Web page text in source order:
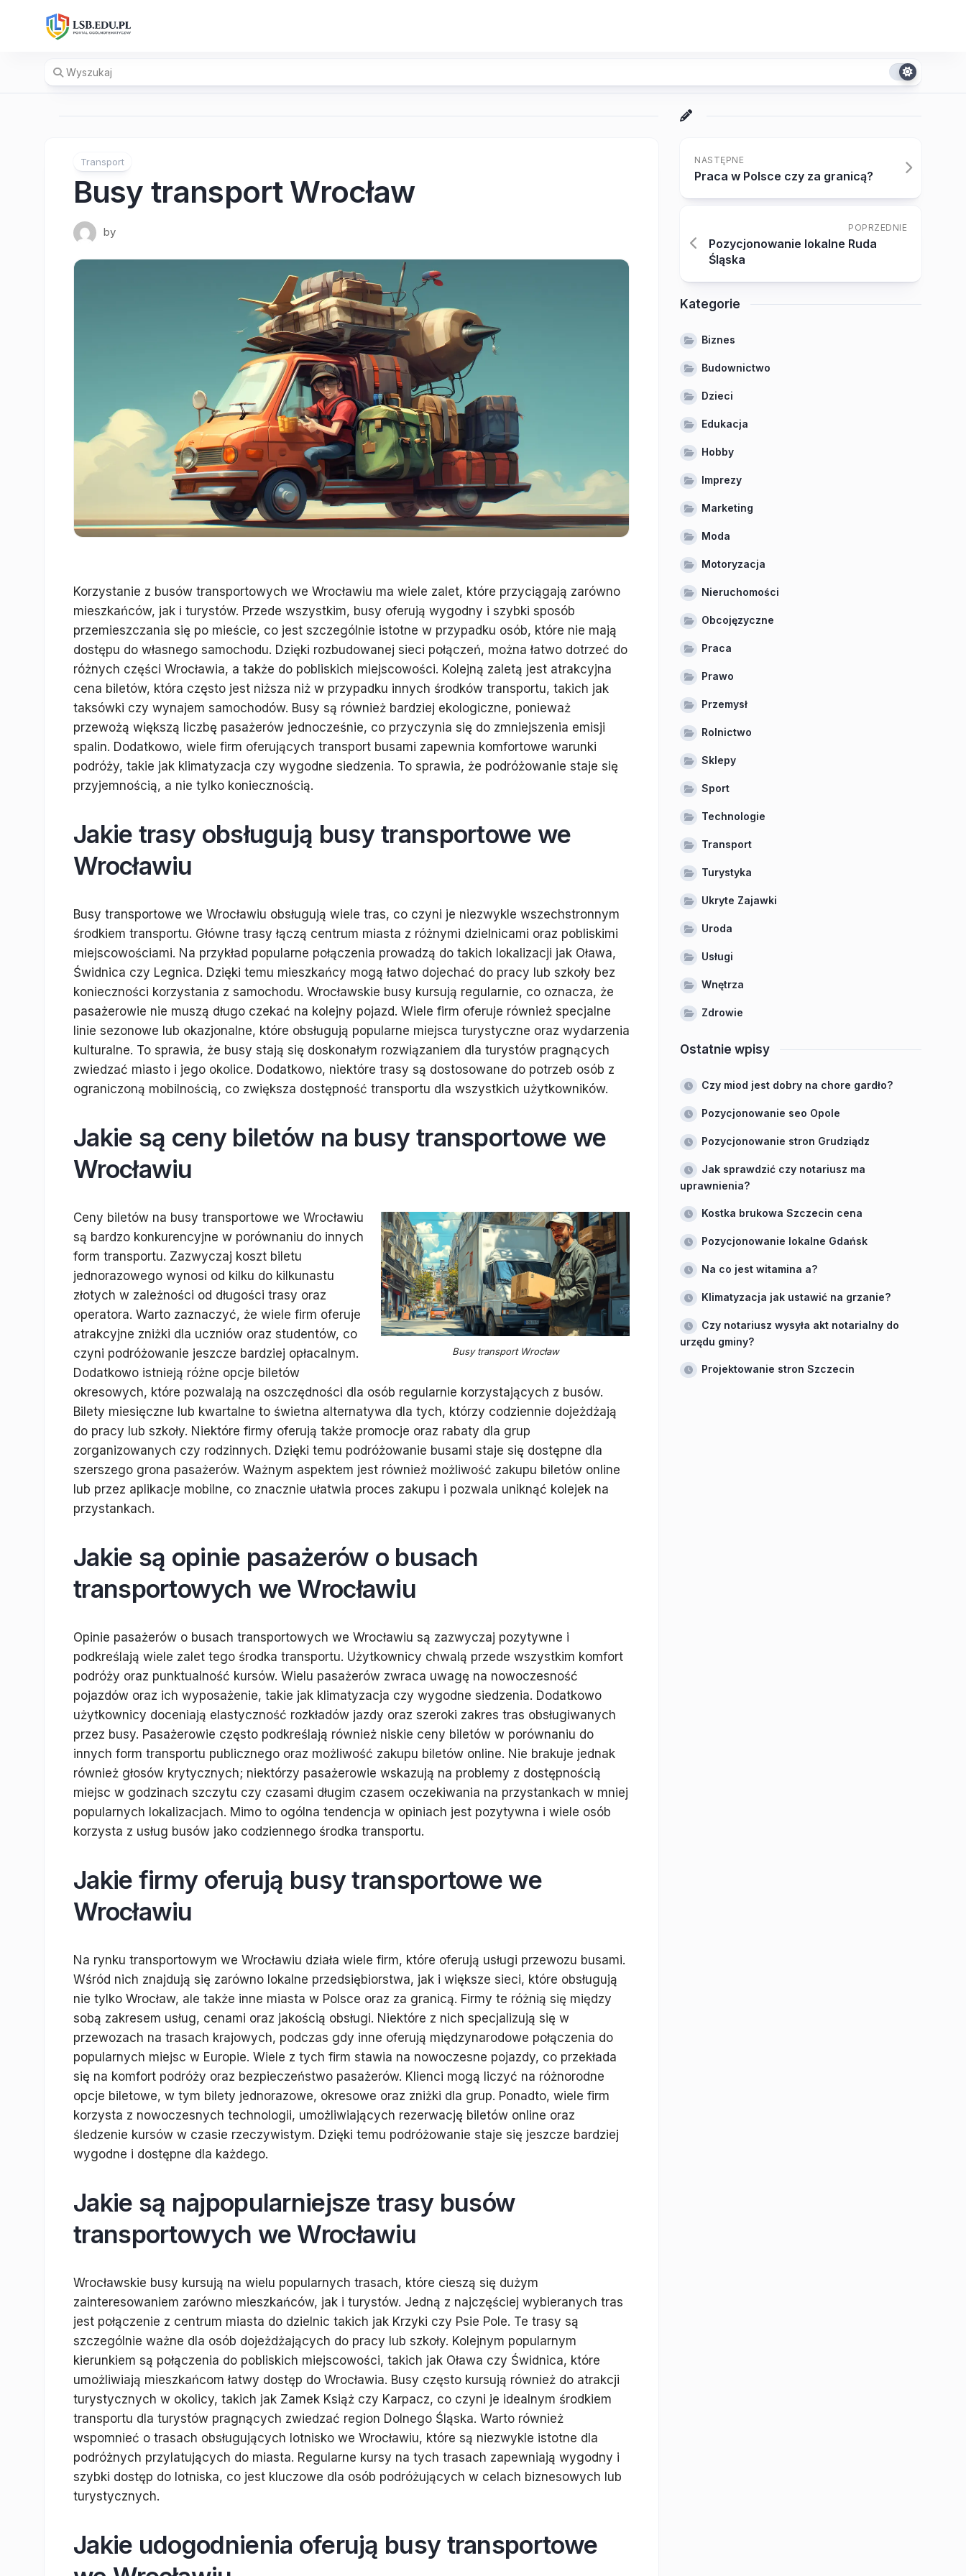
Transport
Busy transport Wrocław
by
Korzystanie z busów transportowych we Wrocławiu ma wiele zalet, które przyciągają zarówno
mieszkańców, jak i turystów. Przede wszystkim, busy oferują wygodny i szybki sposób
przemieszczania się po mieście, co jest szczególnie istotne w przypadku osób, które nie mają
dostępu do własnego samochodu. Dzięki rozbudowanej sieci połączeń, można łatwo dotrzeć do
różnych części Wrocławia, a także do pobliskich miejscowości. Kolejną zaletą jest atrakcyjna
cena biletów, która często jest niższa niż w przypadku innych środków transportu, takich jak
taksówki czy wynajem samochodów. Busy są również bardziej ekologiczne, ponieważ
przewożą większą liczbę pasażerów jednocześnie, co przyczynia się do zmniejszenia emisji
spalin. Dodatkowo, wiele firm oferujących transport busami zapewnia komfortowe warunki
podróży, takie jak klimatyzacja czy wygodne siedzenia. To sprawia, że podróżowanie staje się
przyjemnością, a nie tylko koniecznością.
Jakie trasy obsługują busy transportowe we
Wrocławiu
Busy transportowe we Wrocławiu obsługują wiele tras, co czyni je niezwykle wszechstronnym
środkiem transportu. Główne trasy łączą centrum miasta z różnymi dzielnicami oraz pobliskimi
miejscowościami. Na przykład popularne połączenia prowadzą do takich lokalizacji jak Oława,
Świdnica czy Legnica. Dzięki temu mieszkańcy mogą łatwo dojechać do pracy lub szkoły bez
konieczności korzystania z samochodu. Wrocławskie busy kursują regularnie, co oznacza, że
pasażerowie nie muszą długo czekać na kolejny pojazd. Wiele firm oferuje również specjalne
linie sezonowe lub okazjonalne, które obsługują popularne miejsca turystyczne oraz wydarzenia
kulturalne. To sprawia, że busy stają się doskonałym rozwiązaniem dla turystów pragnących
zwiedzać miasto i jego okolice. Dodatkowo, niektóre trasy są dostosowane do potrzeb osób z
ograniczoną mobilnością, co zwiększa dostępność transportu dla wszystkich użytkowników.
Jakie są ceny biletów na busy transportowe we
Wrocławiu
Busy transport Wrocław
Ceny biletów na busy transportowe we Wrocławiu
są bardzo konkurencyjne w porównaniu do innych
form transportu. Zazwyczaj koszt biletu
jednorazowego wynosi od kilku do kilkunastu
złotych w zależności od długości trasy oraz
operatora. Warto zaznaczyć, że wiele firm oferuje
atrakcyjne zniżki dla uczniów oraz studentów, co
czyni podróżowanie jeszcze bardziej opłacalnym.
Dodatkowo istnieją różne opcje biletów
okresowych, które pozwalają na oszczędności dla osób regularnie korzystających z busów.
Bilety miesięczne lub kwartalne to świetna alternatywa dla tych, którzy codziennie dojeżdżają
do pracy lub szkoły. Niektóre firmy oferują także promocje oraz rabaty dla grup
zorganizowanych czy rodzinnych. Dzięki temu podróżowanie busami staje się dostępne dla
szerszego grona pasażerów. Ważnym aspektem jest również możliwość zakupu biletów online
lub przez aplikacje mobilne, co znacznie ułatwia proces zakupu i pozwala uniknąć kolejek na
przystankach.
Jakie są opinie pasażerów o busach
transportowych we Wrocławiu
Opinie pasażerów o busach transportowych we Wrocławiu są zazwyczaj pozytywne i
podkreślają wiele zalet tego środka transportu. Użytkownicy chwalą przede wszystkim komfort
podróży oraz punktualność kursów. Wielu pasażerów zwraca uwagę na nowoczesność
pojazdów oraz ich wyposażenie, takie jak klimatyzacja czy wygodne siedzenia. Dodatkowo
użytkownicy doceniają elastyczność rozkładów jazdy oraz szeroki zakres tras obsługiwanych
przez busy. Pasażerowie często podkreślają również niskie ceny biletów w porównaniu do
innych form transportu publicznego oraz możliwość zakupu biletów online. Nie brakuje jednak
również głosów krytycznych; niektórzy pasażerowie wskazują na problemy z dostępnością
miejsc w godzinach szczytu czy czasami długim czasem oczekiwania na przystankach w mniej
popularnych lokalizacjach. Mimo to ogólna tendencja w opiniach jest pozytywna i wiele osób
korzysta z usług busów jako codziennego środka transportu.
Jakie firmy oferują busy transportowe we
Wrocławiu
Na rynku transportowym we Wrocławiu działa wiele firm, które oferują usługi przewozu busami.
Wśród nich znajdują się zarówno lokalne przedsiębiorstwa, jak i większe sieci, które obsługują
nie tylko Wrocław, ale także inne miasta w Polsce oraz za granicą. Firmy te różnią się między
sobą zakresem usług, cenami oraz jakością obsługi. Niektóre z nich specjalizują się w
przewozach na trasach krajowych, podczas gdy inne oferują międzynarodowe połączenia do
popularnych miejsc w Europie. Wiele z tych firm stawia na nowoczesne pojazdy, co przekłada
się na komfort podróży oraz bezpieczeństwo pasażerów. Klienci mogą liczyć na różnorodne
opcje biletowe, w tym bilety jednorazowe, okresowe oraz zniżki dla grup. Ponadto, wiele firm
korzysta z nowoczesnych technologii, umożliwiających rezerwację biletów online oraz
śledzenie kursów w czasie rzeczywistym. Dzięki temu podróżowanie staje się jeszcze bardziej
wygodne i dostępne dla każdego.
Jakie są najpopularniejsze trasy busów
transportowych we Wrocławiu
Wrocławskie busy kursują na wielu popularnych trasach, które cieszą się dużym
zainteresowaniem zarówno mieszkańców, jak i turystów. Jedną z najczęściej wybieranych tras
jest połączenie z centrum miasta do dzielnic takich jak Krzyki czy Psie Pole. Te trasy są
szczególnie ważne dla osób dojeżdżających do pracy lub szkoły. Kolejnym popularnym
kierunkiem są połączenia do pobliskich miejscowości, takich jak Oława czy Świdnica, które
umożliwiają mieszkańcom łatwy dostęp do Wrocławia. Busy często kursują również do atrakcji
turystycznych w okolicy, takich jak Zamek Książ czy Karpacz, co czyni je idealnym środkiem
transportu dla turystów pragnących zwiedzać region Dolnego Śląska. Warto również
wspomnieć o trasach obsługujących lotnisko we Wrocławiu, które są niezwykle istotne dla
podróżnych przylatujących do miasta. Regularne kursy na tych trasach zapewniają wygodny i
szybki dostęp do lotniska, co jest kluczowe dla osób podróżujących w celach biznesowych lub
turystycznych.
Jakie udogodnienia oferują busy transportowe
NASTĘPNE
Praca w Polsce czy za granicą?
POPRZEDNIE
Pozycjonowanie lokalne Ruda
Śląska
Kategorie
Biznes
Budownictwo
Dzieci
Edukacja
Hobby
Imprezy
Marketing
Moda
Motoryzacja
Nieruchomości
Obcojęzyczne
Praca
Prawo
Przemysł
Rolnictwo
Sklepy
Sport
Technologie
Transport
Turystyka
Ukryte Zajawki
Uroda
Usługi
Wnętrza
Zdrowie
Ostatnie wpisy
Czy miod jest dobry na chore gardło?
Pozycjonowanie seo Opole
Pozycjonowanie stron Grudziądz
Jak sprawdzić czy notariusz ma
uprawnienia?
Kostka brukowa Szczecin cena
Pozycjonowanie lokalne Gdańsk
Na co jest witamina a?
Klimatyzacja jak ustawić na grzanie?
Czy notariusz wysyła akt notarialny do
urzędu gminy?
Projektowanie stron Szczecin